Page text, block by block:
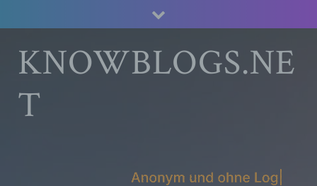
to
contentKNOWBLOGS.NE
T